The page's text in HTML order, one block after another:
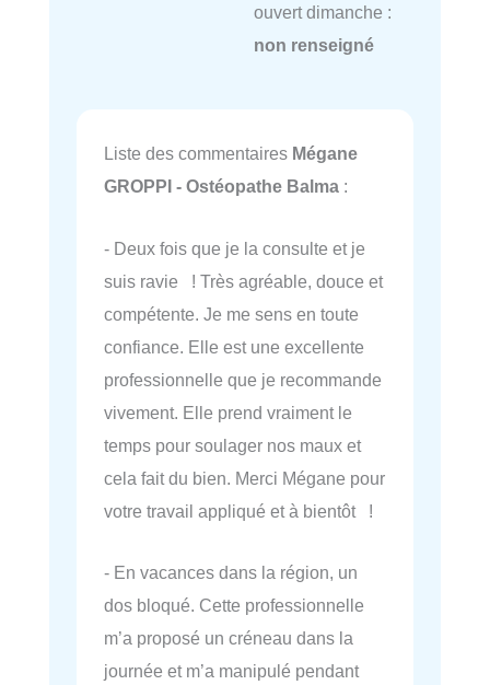
ouvert dimanche :
non renseigné
Liste des commentaires Mégane
GROPPI - Ostéopathe Balma :
- Deux fois que je la consulte et je
suis ravie ! Très agréable, douce et
compétente. Je me sens en toute
confiance. Elle est une excellente
professionnelle que je recommande
vivement. Elle prend vraiment le
temps pour soulager nos maux et
cela fait du bien. Merci Mégane pour
votre travail appliqué et à bientôt !
- En vacances dans la région, un
dos bloqué. Cette professionnelle
m’a proposé un créneau dans la
journée et m’a manipulé pendant